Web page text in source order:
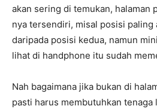
akan sering di temukan, halaman
nya tersendiri, misal posisi
daripada posisi kedua, namun
lihat di handphone itu sudah
Nah bagaimana jika bukan di
pasti harus membutuhkan tenaga